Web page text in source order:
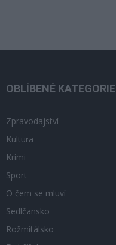
OBLÍBENÉ KATEGORIE
Zpravodajství
Kultura
Krimi
Sport
O čem se mluví
Sedlčansko
Rožmitálsko